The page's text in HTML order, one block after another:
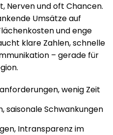
Nerven und oft Chancen.
Umsätze auf
und enge
klare Zahlen, schnelle
– gerade für
wenig Zeit
saisonale Schwankungen
Intransparenz im